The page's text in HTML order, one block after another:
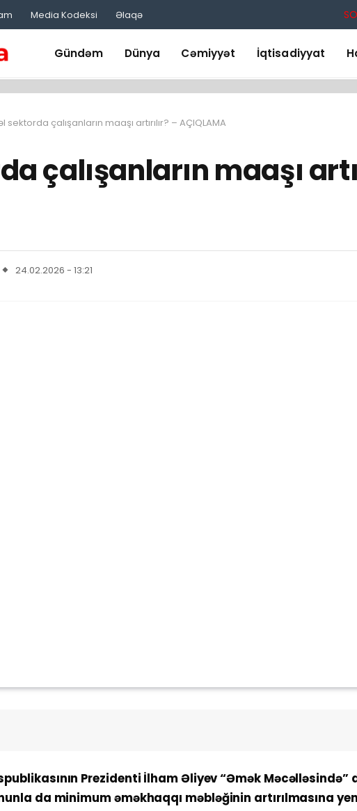
Media Kodeksi Əlaqə
Gündəm Dünya Cəmiyyət İqtisadiyyat
sektorda çalışanların maaşı artırılır? – AÇIQLAMA
çalışanların maaşı
24.02.2026 - 13:21
Prezidenti İlham Əliyev “Əmək Məcəlləsində”
da minimum əməkhaqqı məbləğinin artırılmasına